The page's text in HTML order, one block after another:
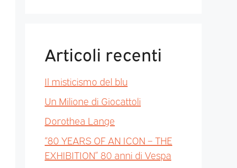
Articoli recenti
Il misticismo del blu
Un Milione di Giocattoli
Dorothea Lange
“80 YEARS OF AN ICON – THE
EXHIBITION” 80 anni di Vespa